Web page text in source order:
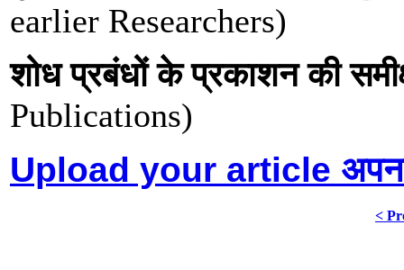
earlier Researchers)
शोध प्रबंधों के प्रकाशन की
Publications)
Upload your article
<